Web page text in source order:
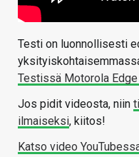
Testi on luonnollisesti
Testissä Motorola
Jos pidit videosta, niin
ilmaiseksi, kiitos!
Katso video